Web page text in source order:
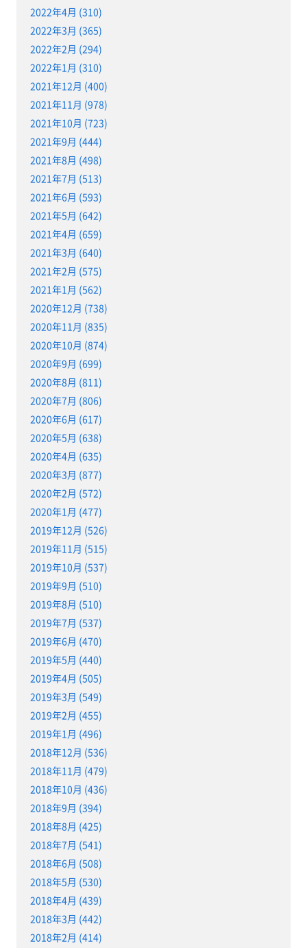
2022年4月 (310)
2022年3月 (365)
2022年2月 (294)
2022年1月 (310)
2021年12月 (400)
2021年11月 (978)
2021年10月 (723)
2021年9月 (444)
2021年8月 (498)
2021年7月 (513)
2021年6月 (593)
2021年5月 (642)
2021年4月 (659)
2021年3月 (640)
2021年2月 (575)
2021年1月 (562)
2020年12月 (738)
2020年11月 (835)
2020年10月 (874)
2020年9月 (699)
2020年8月 (811)
2020年7月 (806)
2020年6月 (617)
2020年5月 (638)
2020年4月 (635)
2020年3月 (877)
2020年2月 (572)
2020年1月 (477)
2019年12月 (526)
2019年11月 (515)
2019年10月 (537)
2019年9月 (510)
2019年8月 (510)
2019年7月 (537)
2019年6月 (470)
2019年5月 (440)
2019年4月 (505)
2019年3月 (549)
2019年2月 (455)
2019年1月 (496)
2018年12月 (536)
2018年11月 (479)
2018年10月 (436)
2018年9月 (394)
2018年8月 (425)
2018年7月 (541)
2018年6月 (508)
2018年5月 (530)
2018年4月 (439)
2018年3月 (442)
2018年2月 (414)